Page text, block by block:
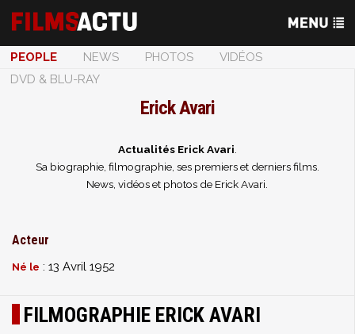
PEOPLE NEWS PHOTOS
VIDÉOS
DVD & BLU-RAY
Erick Avari
Actualités Erick Avari
Sa biographie, filmographie, ses premiers et derniers films.
News, vidéos et photos de Erick Avari.
Acteur
Né le : 13 Avril 1952
FILMOGRAPHIE ERICK AVARI